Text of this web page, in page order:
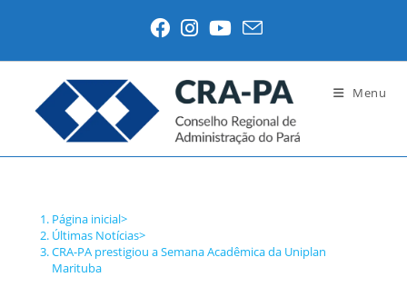
Menu
Página inicial>
Últimas Notícias>
CRA-PA prestigiou a Semana Acadêmica da Uniplan
Marituba